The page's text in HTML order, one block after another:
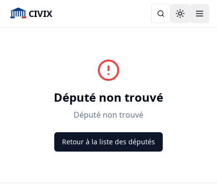
CIVIX Toggle
Député non trouvé
Député non trouvé
Retour à la liste des députés